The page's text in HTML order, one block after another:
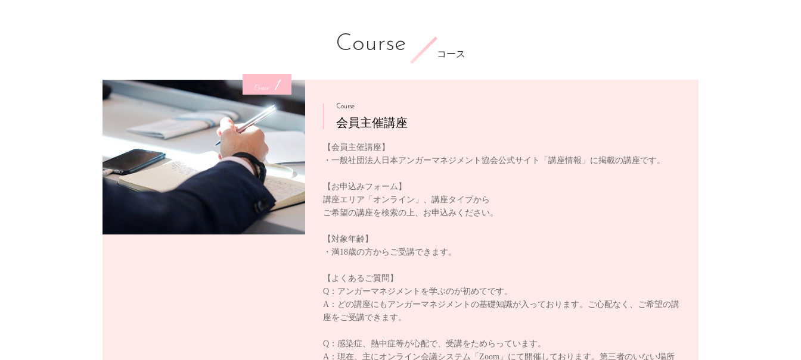
Course コース
Course 1
Course
会員主催講座
【会員主催講座】
・一般社団法人日本アンガーマネジメント協会公式サイト「講座情報」に掲載の講座です。
【お申込みフォーム】
講座エリア「オンライン」、講座タイプから
ご希望の講座を検索の上、お申込みください。
【対象年齢】
・満18歳の方からご受講できます。
【よくあるご質問】
Q：アンガーマネジメントを学ぶのが初めてです。
A：どの講座にもアンガーマネジメントの基礎知識が入っております。ご心配なく、ご希望の講
座をご受講できます。
Q：感染症、熱中症等が心配で、受講をためらっています。
A：現在、主にオンライン会議システム「Zoom」にて開催しております。第三者のいない場所